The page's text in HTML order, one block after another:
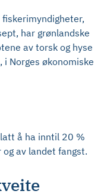
har grønlandske
av torsk og hyse
i Norges økonomiske
å ha inntil 20 %
av landet fangst.